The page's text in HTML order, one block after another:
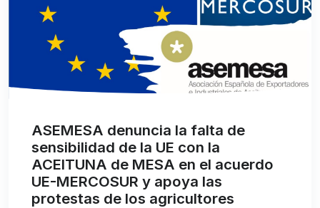
ASEMESA denuncia la falta de
sensibilidad de la UE con la
ACEITUNA de MESA en el acuerdo
UE-MERCOSUR y apoya las
protestas de los agricultores